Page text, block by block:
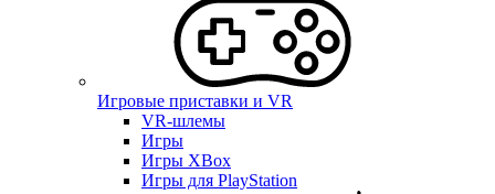
Игровые приставки и VR
VR-шлемы
Игры
Игры XBox
Игры для PlayStation